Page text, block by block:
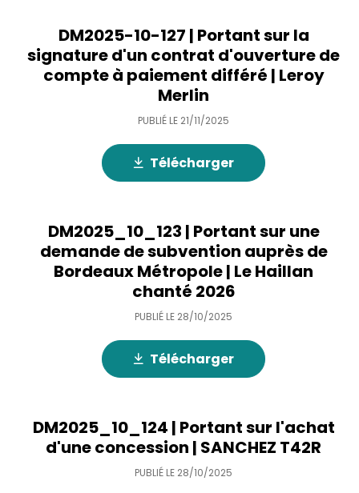
DM2025-10-127 | Portant sur la
signature d'un contrat d'ouverture de
compte à paiement différé | Leroy
Merlin
PUBLIÉ LE 21/11/2025
Télécharger
DM2025_10_123 | Portant sur une
demande de subvention auprès de
Bordeaux Métropole | Le Haillan
chanté 2026
PUBLIÉ LE 28/10/2025
Télécharger
DM2025_10_124 | Portant sur l'achat
d'une concession | SANCHEZ T42R
PUBLIÉ LE 28/10/2025